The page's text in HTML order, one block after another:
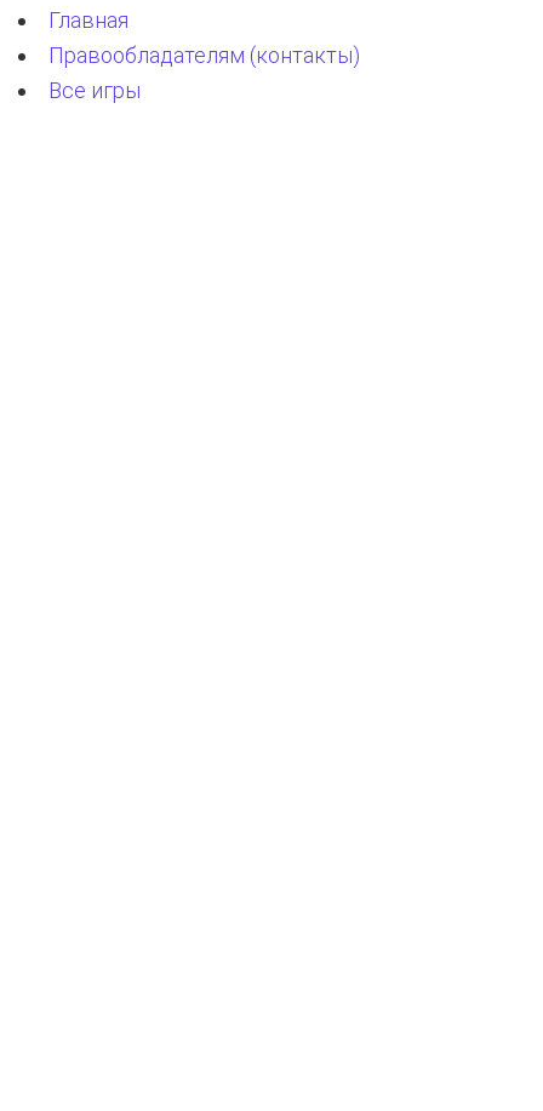
Главная
Правообладателям (контакты)
Все игры